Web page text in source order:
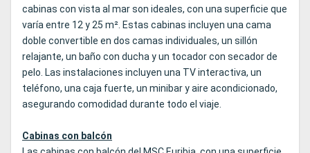
cabinas con vista al mar son ideales, con una superficie que
varía entre 12 y 25 m². Estas cabinas incluyen una cama
doble convertible en dos camas individuales, un sillón
relajante, un baño con ducha y un tocador con secador de
pelo. Las instalaciones incluyen una TV interactiva, un
teléfono, una caja fuerte, un minibar y aire acondicionado,
asegurando comodidad durante todo el viaje.
Cabinas con balcón